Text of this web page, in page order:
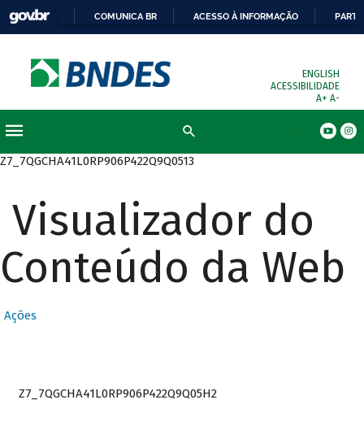
COMUNICA BR ACESSO À INFORMAÇÃO
ENGLISH
ACESSIBILIDADE
A+ A-
Z7_7QGCHA41L0RP906P422Q9Q0513
Visualizador do
Conteúdo da Web
Ações
Z7_7QGCHA41L0RP906P422Q9Q05H2